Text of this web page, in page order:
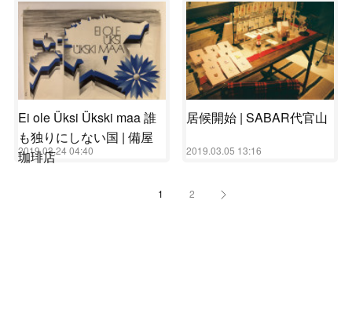
Ei ole Üksi Ükski maa 誰
も独りにしない国 | 備屋
珈琲店
2019.03.24 04:40
居候開始 | SABAR代官山
2019.03.05 13:16
1 2